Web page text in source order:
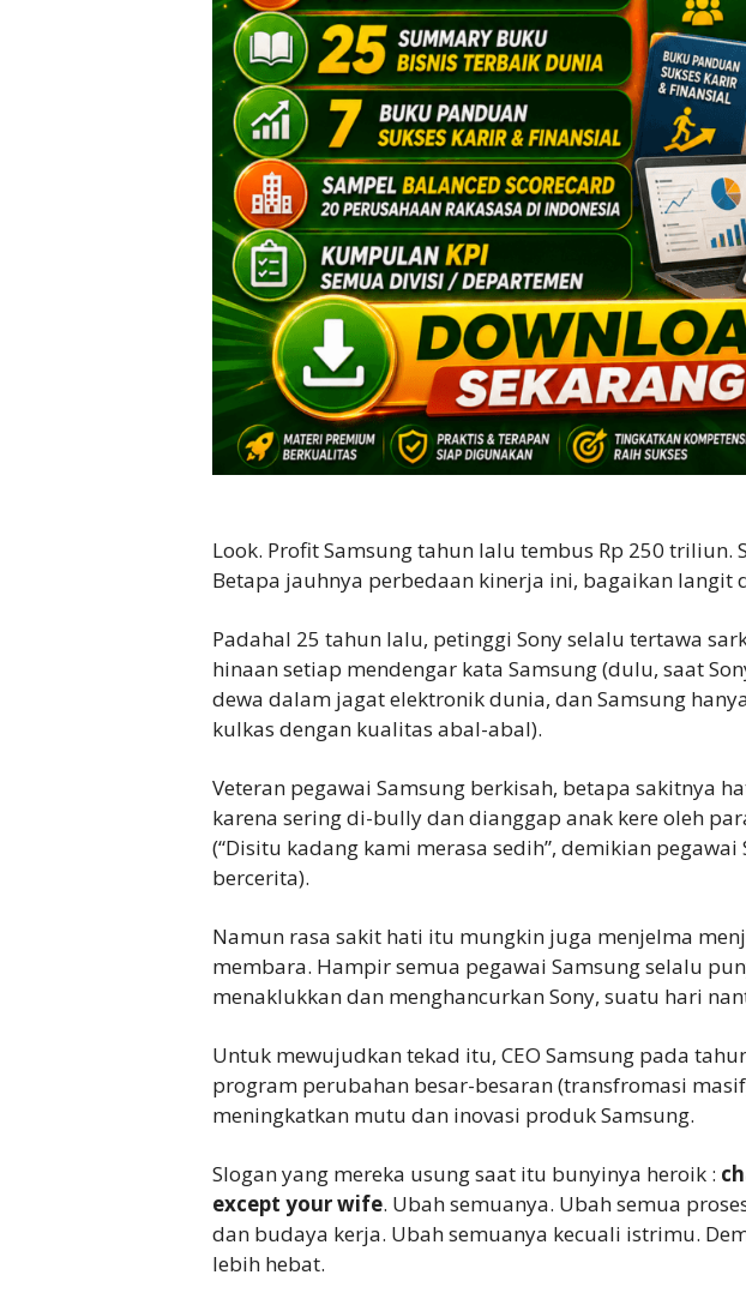
Look. Profit Samsung tahun lalu tembus Rp 250 triliun.
Betapa jauhnya perbedaan kinerja ini, bagaikan langit
Padahal 25 tahun lalu, petinggi Sony selalu tertawa
hinaan setiap mendengar kata Samsung (dulu, saat
dewa dalam jagat elektronik dunia, dan Samsung
kulkas dengan kualitas abal-abal).
Veteran pegawai Samsung berkisah, betapa sakitnya
karena sering di-bully dan dianggap anak kere oleh
(“Disitu kadang kami merasa sedih”, demikian pegawai
bercerita).
Namun rasa sakit hati itu mungkin juga menjelma
membara. Hampir semua pegawai Samsung selalu
menaklukkan dan menghancurkan Sony, suatu hari
Untuk mewujudkan tekad itu, CEO Samsung pada
program perubahan besar-besaran (transfromasi
meningkatkan mutu dan inovasi produk Samsung.
Slogan yang mereka usung saat itu bunyinya heroik :
except your wife. Ubah semuanya. Ubah semua
dan budaya kerja. Ubah semuanya kecuali istrimu.
lebih hebat.